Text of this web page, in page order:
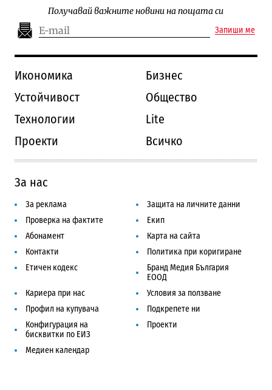
Получавай важните новини на пощата си
Запиши ме
Икономика
Бизнес
Устойчивост
Общество
Технологии
Lite
Проекти
Всичко
За нас
За реклама
Защита на личните данни
Проверка на фактите
Екип
Абонамент
Карта на сайта
Контакти
Политика при коригиране
Етичен кодекс
Бранд Медия България
ЕООД
Кариера при нас
Условия за ползване
Профил на купувача
Подкрепете ни
Конфигурация на
бисквитки по ЕИЗ
Проекти
Медиен календар